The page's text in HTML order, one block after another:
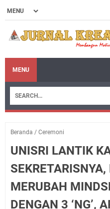
MENU
Beranda / Ceremoni
UNISRI LANTIK
SEKRETARISNYA,
MERUBAH
DENGAN 3 ‘NG’,